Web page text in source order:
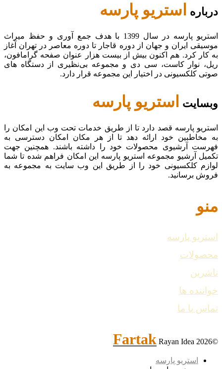
درباره استریو پارسه
استریو پارسه در سال 1399 با هدف جمع آوری و حفظ میراث
موسیقی ایران و جهان از دوره قاجار تا دوره معاصر در تهران آغاز
به کار کرد. هم اکنون بیش از بیست هزار عنوان صفحه گرامافون،
ریل، نوار کاست، سی دی و مجموعه بی‌نظیری از دستگاه های
صوتی کلکسیونی در اختیار این مجموعه قرار دارد.
وبسایت استریو پارسه
استریو پارسه قصد دارد تا از طریق خدمات تحت وب این امکان را
به مخاطبین خود ارائه دهد تا از هر مکان امکان دسترسی به
فهرست آرشیوی محصولات خود را داشته باشند. همچنین جهت
تکمیل آرشیو مجموعه استریو پارسه این امکان فراهم شده تا شما
لوازم کلکسیونی خود را از طریق این وب سایت به مجموعه به
فروش برسانید.
منو
استریو پارسه
محصولات
ناشرین
خواننده ها
تماس با ما
©2026
FartakRayan Idea
استریو پارسه